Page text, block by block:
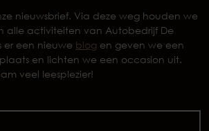
nieuwsbrief. Via deze weg houden we
alle activiteiten van Autobedrijf De
er een nieuwe blog en geven we een
en lichten we een occasion uit.
veel leesplezier!